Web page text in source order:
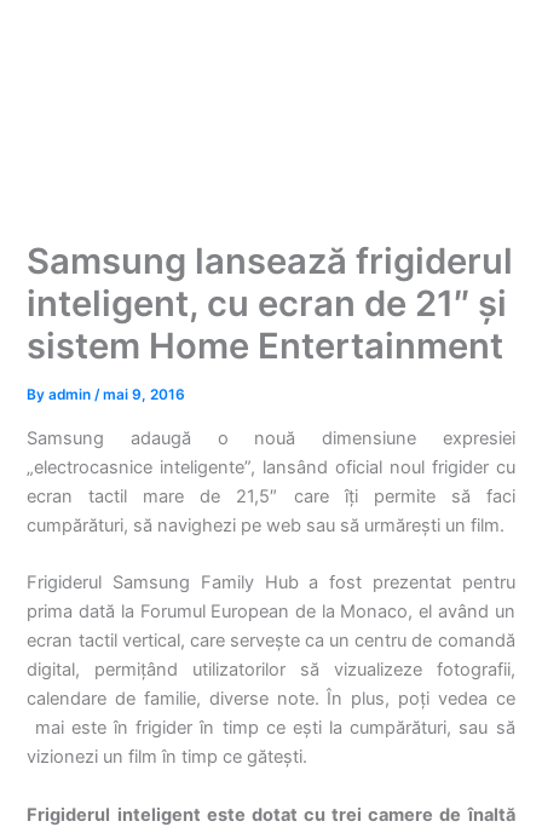
Samsung lansează frigiderul
inteligent, cu ecran de 21″ și
sistem Home Entertainment
Byadmin/mai 9, 2016
Samsung adaugă o nouă dimensiune expresiei
„electrocasnice inteligente”, lansând oficial noul frigider cu
ecran tactil mare de 21,5″ care îți permite să faci
cumpărături, să navighezi pe web sau să urmărești un film.
Frigiderul Samsung Family Hub a fost prezentat pentru
prima dată la Forumul European de la Monaco, el având un
ecran tactil vertical, care servește ca un centru de comandă
digital, permițând utilizatorilor să vizualizeze fotografii,
calendare de familie, diverse note. În plus, poți vedea ce
mai este în frigider în timp ce ești la cumpărături, sau să
vizionezi un film în timp ce gătești.
Frigiderul inteligent este dotat cu trei camere de înaltă